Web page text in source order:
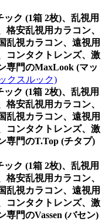
ク (1箱 2枚)、乱視用
格安乱視用カラコン、
乱視カラコン、遠視用
コンタクトレンズ、激
専門のMaxLook (マッ
クスルック)
ク (1箱 2枚)、乱視用
格安乱視用カラコン、
乱視カラコン、遠視用
コンタクトレンズ、激
専門のT.Top (チタプ)
ク (1箱 2枚)、乱視用
格安乱視用カラコン、
乱視カラコン、遠視用
コンタクトレンズ、激
専門のVassen (バセン)